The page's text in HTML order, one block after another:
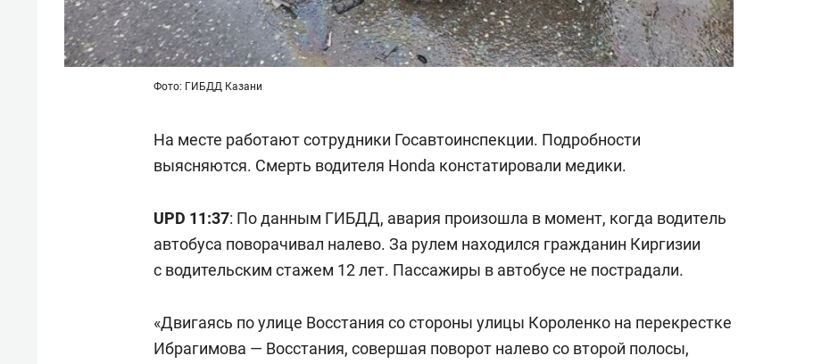
Фото: ГИБДД Казани
На месте работают сотрудники Госавтоинспекции. Подробности
выясняются. Смерть водителя Honda констатировали медики.
UPD 11:37: По данным ГИБДД, авария произошла в момент, когда водитель
автобуса поворачивал налево. За рулем находился гражданин Киргизии
с водительским стажем 12 лет. Пассажиры в автобусе не пострадали.
«Двигаясь по улице Восстания со стороны улицы Короленко на перекрестке
Ибрагимова — Восстания, совершая поворот налево со второй полосы,